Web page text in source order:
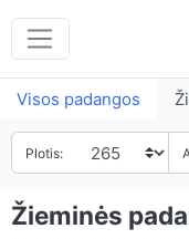
Visos padangos
Plotis:
Žieminės